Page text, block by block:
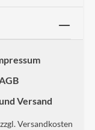
Versand
Versandkosten